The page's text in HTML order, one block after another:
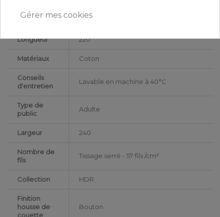
Certification Oeko-Tex®
Longueur 220
Matériaux Coton
Conseils
d'entretien
Lavable en machine à 40°C
Type de
public
Adulte
Largeur 240
Nombre de
fils
Tissage serré - 57 fils /cm²
Collection HDR
Finition
housse de
couette
Bouton
Gérer mes cookies